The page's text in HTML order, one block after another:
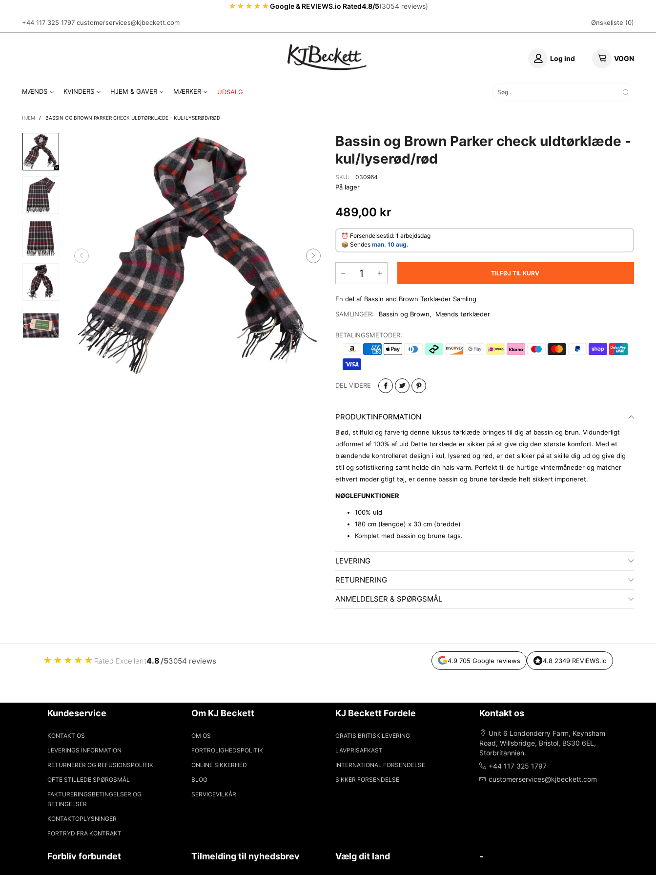
★★★★★Google & REVIEWS.io Rated4.8/5(3054 reviews)
+44 117 325 1797 customerservices@kjbeckett.com Ønskeliste (0)
Log ind VOGN
MÆNDS KVINDERS HJEM & GAVER MÆRKER UDSALG
HJEM / BASSIN OG BROWN PARKER CHECK ULDTØRKLÆDE - KUL/LYSERØD/RØD
Bassin og Brown Parker check uldtørklæde -
kul/lyserød/rød
SKU: 030964
På lager
489,00 kr
⏰ Forsendelsestid: 1 arbejdsdag
​📦 Sendes man. 10 aug.
TILFØJ TIL KURV
En del af Bassin and Brown Tørklæder Samling
SAMLINGER:
Bassin og Brown, Mænds tørklæder
BETALINGSMETODER:
DEL VIDERE
PRODUKTINFORMATION
Blød, stilfuld og farverig denne luksus tørklæde bringes til dig af bassin og brun. Vidunderligt
udformet af 100% af uld Dette tørklæde er sikker på at give dig den største komfort. Med et
blændende kontrolleret design i kul, lyserød og rød, er det sikker på at skille dig ud og give dig
stil og sofistikering samt holde din hals varm. Perfekt til de hurtige vintermåneder og matcher
ethvert moderigtigt tøj, er denne bassin og brune tørklæde helt sikkert imponeret.
NØGLEFUNKTIONER
100% uld
180 cm (længde) x 30 cm (bredde)
Komplet med bassin og brune tags.
LEVERING
RETURNERING
ANMELDELSER & SPØRGSMÅL
★ ★ ★ ★ ★ Rated Excellent4.8 /53054 reviews 4.9 705 Google reviews 4.8 2349 REVIEWS.io
Kundeservice
KONTAKT OS
LEVERINGS INFORMATION
RETURNERER OG REFUSIONSPOLITIK
OFTE STILLEDE SPØRGSMÅL
FAKTURERINGSBETINGELSER OG
BETINGELSER
KONTAKTOPLYSNINGER
FORTRYD FRA KONTRAKT
Om KJ Beckett
OM OS
FORTROLIGHEDSPOLITIK
ONLINE SIKKERHED
BLOG
SERVICEVILKÅR
KJ Beckett Fordele
GRATIS BRITISK LEVERING
LAVPRISAFKAST
INTERNATIONAL FORSENDELSE
SIKKER FORSENDELSE
Kontakt os
Unit 6 Londonderry Farm, Keynsham
Road, Willsbridge, Bristol, BS30 6EL,
Storbritannien.
+44 117 325 1797
customerservices@kjbeckett.com
Forbliv forbundet Tilmelding til nyhedsbrev Vælg dit land -